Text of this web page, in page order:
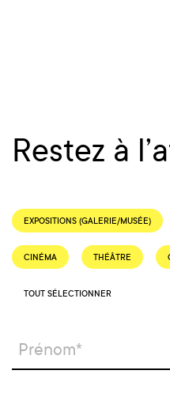
Restez à
EXPOSITIONS (GALERIE/MUSÉE)
CINÉMA THÉÂTRE
TOUT SÉLECTIONNER